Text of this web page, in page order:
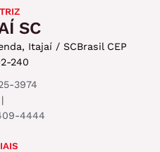
SC
Itajaí / SCBrasil CEP
240
3974
|
4444